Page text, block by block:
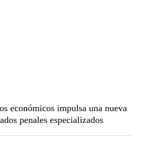
económicos impulsa una nueva
penales especializados